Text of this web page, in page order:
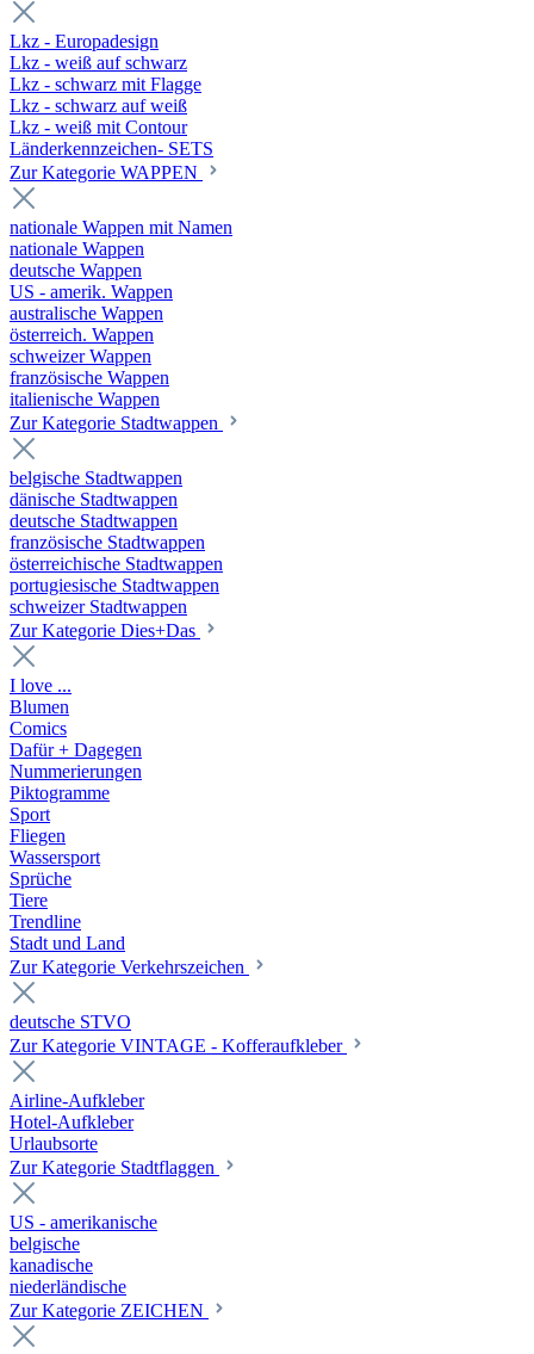
Lkz - Europadesign
Lkz - weiß auf schwarz
Lkz - schwarz mit Flagge
Lkz - schwarz auf weiß
Lkz - weiß mit Contour
Länderkennzeichen- SETS
Zur Kategorie WAPPEN
nationale Wappen mit Namen
nationale Wappen
deutsche Wappen
US - amerik. Wappen
australische Wappen
österreich. Wappen
schweizer Wappen
französische Wappen
italienische Wappen
Zur Kategorie Stadtwappen
belgische Stadtwappen
dänische Stadtwappen
deutsche Stadtwappen
französische Stadtwappen
österreichische Stadtwappen
portugiesische Stadtwappen
schweizer Stadtwappen
Zur Kategorie Dies+Das
I love ...
Blumen
Comics
Dafür + Dagegen
Nummerierungen
Piktogramme
Sport
Fliegen
Wassersport
Sprüche
Tiere
Trendline
Stadt und Land
Zur Kategorie Verkehrszeichen
deutsche STVO
Zur Kategorie VINTAGE - Kofferaufkleber
Airline-Aufkleber
Hotel-Aufkleber
Urlaubsorte
Zur Kategorie Stadtflaggen
US - amerikanische
belgische
kanadische
niederländische
Zur Kategorie ZEICHEN